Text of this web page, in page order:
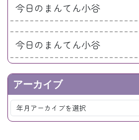
今日のまんてん小谷
今日のまんてん小谷
アーカイブ